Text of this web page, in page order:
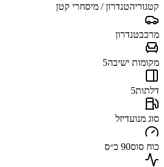
קטגוריהטנדרון / מיסחרי קטן
מרכבטנדרון
מקומות ישיבה5
דלתות5
סוג מנועדיזל
כוח סוס90 כ״ס